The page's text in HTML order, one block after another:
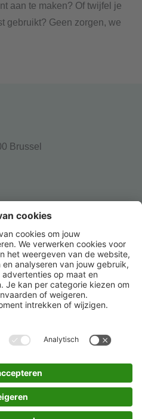
aan te maken? Of twijfel je
gebruikt? Geen zorgen, we
Brussel